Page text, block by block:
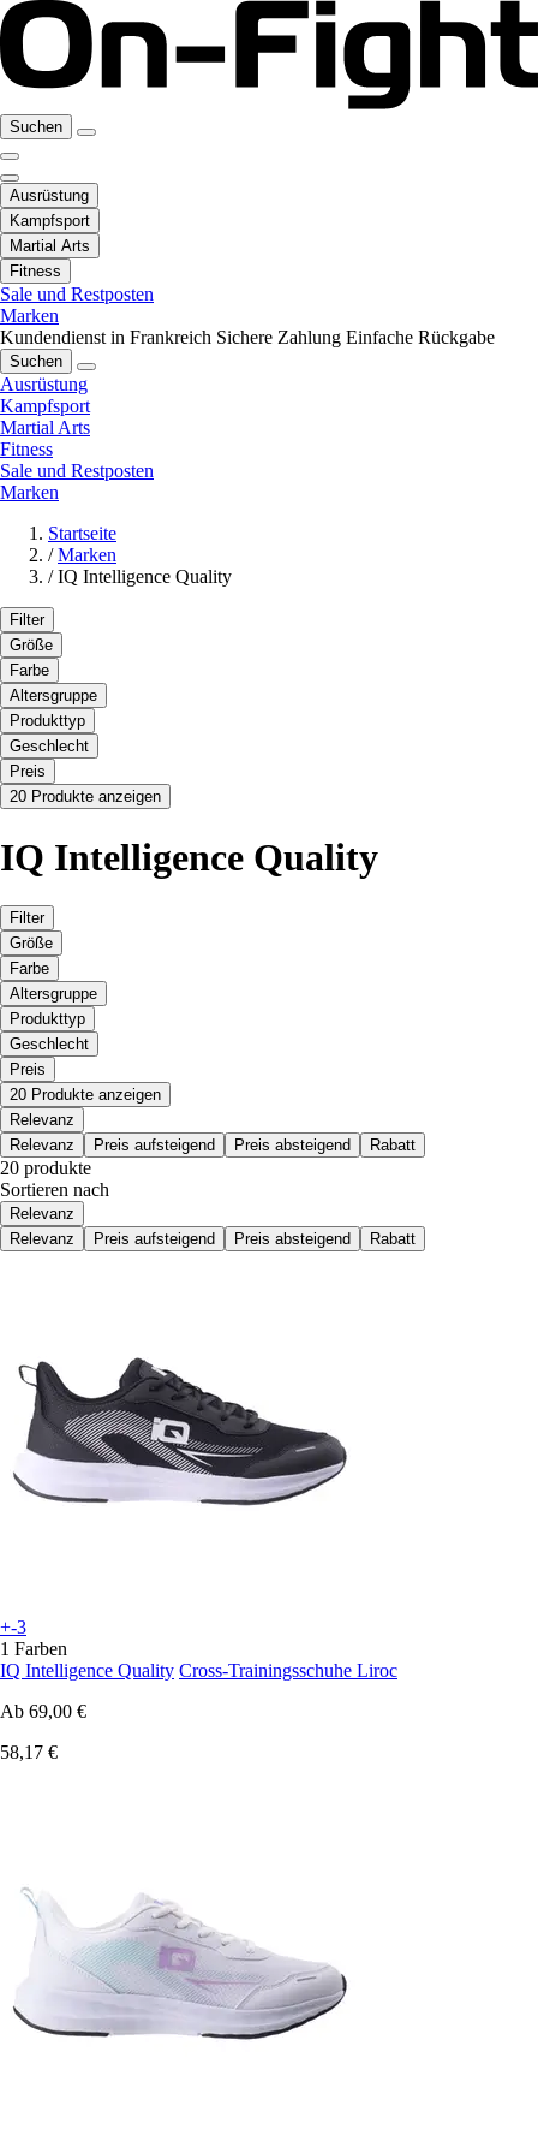
Suchen
Ausrüstung
Kampfsport
Martial Arts
Fitness
Sale und Restposten
Marken
Kundendienst in Frankreich Sichere Zahlung Einfache Rückgabe
Suchen
Ausrüstung
Kampfsport
Martial Arts
Fitness
Sale und Restposten
Marken
Startseite
/ Marken
/ IQ Intelligence Quality
Filter
Größe
Farbe
Altersgruppe
Produkttyp
Geschlecht
Preis
20 Produkte anzeigen
IQ Intelligence Quality
Filter
Größe
Farbe
Altersgruppe
Produkttyp
Geschlecht
Preis
20 Produkte anzeigen
Relevanz
Relevanz
Preis aufsteigend Preis absteigend Rabatt
20 produkte
Sortieren nach
Relevanz
Relevanz
Preis aufsteigend Preis absteigend Rabatt
+-3
1 Farben
IQ Intelligence Quality Cross-Trainingsschuhe Liroc
Ab 69,00 €
58,17 €